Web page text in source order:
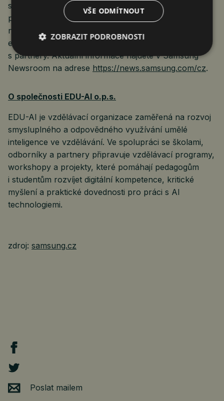
síťových a paměťových prvků, LSI systémů,
polovodičů a LED displejů. Kromě samotných přístrojů
nabízí Samsung komplexní propojené zážitky díky
ekosystému SmartThings a díky otevřené spolupráci
s partnery. Aktuální informace najdete v Samsung
Newsroom na adrese https://news.samsung.com/cz.
O společnosti EDU-AI o.p.s.
EDU-AI je vzdělávací organizace zaměřená na rozvoj
smysluplného a odpovědného využívání umělé
inteligence ve vzdělávání. Ve spolupráci se školami,
odborníky a partnery připravuje vzdělávací programy,
workshopy a projekty, které pomáhají pedagogům
i studentům rozvíjet digitální kompetence, kritické
myšlení a praktické dovednosti pro práci s AI
technologiemi.
zdroj: samsung.cz
Poslat mailem
VŠE ODMÍTNOUT
ZOBRAZIT PODROBNOSTI